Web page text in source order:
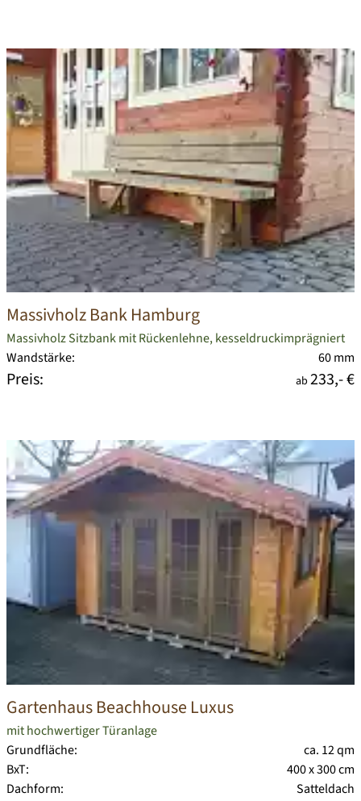
Massivholz Bank Hamburg
Massivholz Sitzbank mit Rückenlehne, kesseldruckimprägniert
Wandstärke:
60 mm
Preis: ab 233,- €
Gartenhaus Beachhouse Luxus
mit hochwertiger Türanlage
Grundfläche:
ca. 12 qm
BxT:
400 x 300 cm
Dachform:
Satteldach